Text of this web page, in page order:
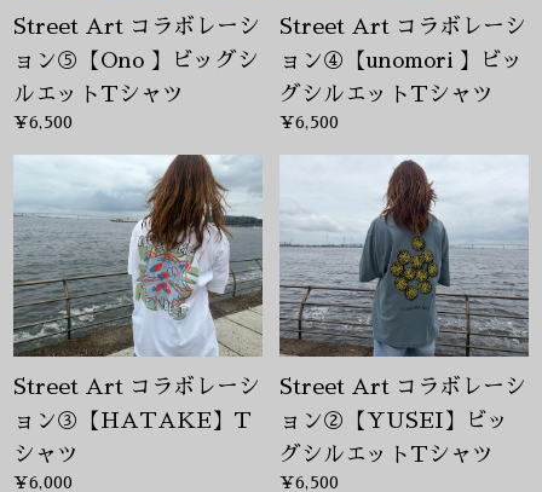
Street Art コラボレーシ
ョン⑤【Ono 】ビッグシ
ルエットTシャツ
¥6,500
Street Art コラボレーシ
ョン④【unomori 】ビッ
グシルエットTシャツ
¥6,500
Street Art コラボレーシ
ョン③【HATAKE】T
シャツ
¥6,000
Street Art コラボレーシ
ョン②【YUSEI】ビッ
グシルエットTシャツ
¥6,500